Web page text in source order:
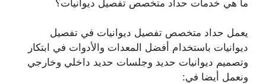
ما هي خدمات حداد متخصص تفصيل ديوانيات؟
يعمل حداد متخصص تفصيل ديوانيات في تفصيل
ديوانيات باستخدام أفضل المعدات والأدوات في ابتكار
وتصميم ديوانيات حديد وجلسات حديد داخلي وخارجي
ونعمل أيضا في: